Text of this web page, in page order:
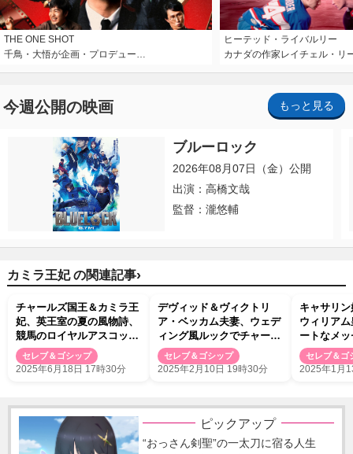
THE ONE SHOT
千鳥・大悟が企画・プロデュー…
ヒーテッド・ライバルリー
カナダの作家レイチェル・リ
今週公開の映画 もっと見る
ブルーロック
2026年08月07日（金）公開
出演：高橋文哉
監督：瀧悠輔
カミラ王妃 の関連記事›
チャールズ国王＆カミラ王
妃、英王室の夏の風物詩、
競馬のロイヤルアスコット
開催に馬車で来場
セレブ＆ゴシップ
2025年6月18日 17時30分
デヴィッド＆ヴィクトリ
ア・ベッカム夫妻、ウェデ
ィング風ルックでチャール
ズ国王主催ディナーに出席
セレブ＆ゴシップ
2025年2月10日 19時30分
キャサリ
ウィリア
ートなメ
セレブ＆ゴ
2025年1月
ピックアップ
“おっさん剣聖”の一太刀に宿る人生